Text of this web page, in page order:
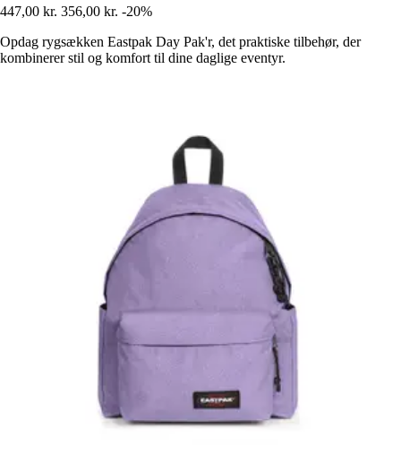
447,00 kr. 356,00 kr. -20%
Opdag rygsækken Eastpak Day Pak'r, det praktiske tilbehør, der
kombinerer stil og komfort til dine daglige eventyr.